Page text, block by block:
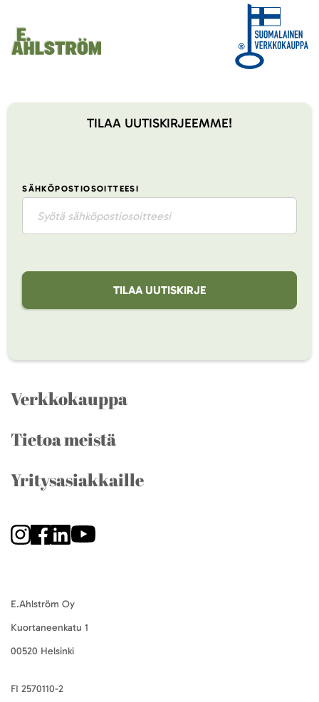
TILAA UUTISKIRJEEMME!
SÄHKÖPOSTIOSOITTEESI
TILAA UUTISKIRJE
Verkkokauppa
Tietoa meistä
Yritysasiakkaille
E.Ahlström Oy
Kuortaneenkatu 1
00520 Helsinki
FI 2570110-2